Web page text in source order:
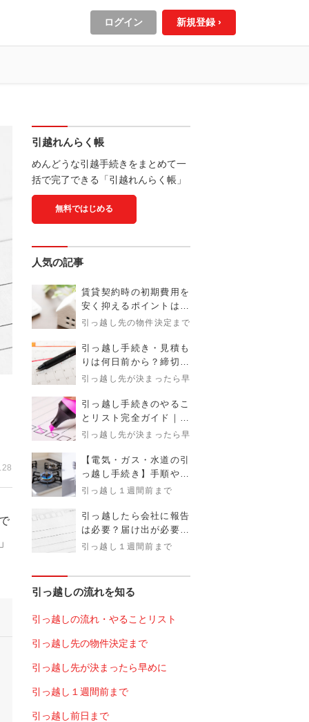
ログイン 新規登録 ›
引越れんらく帳
めんどうな引越手続きをまとめて一
括で完了できる「引越れんらく帳」
無料ではじめる
人気の記事
賃貸契約時の初期費用を
安く抑えるポイントは？
金額目安とタイミングを
引っ越し先の物件決定まで
引っ越し手続き・見積も
りは何日前から？締切時
期まで完全ガイド
引っ越し先が決まったら早めに
引っ越し手続きのやるこ
とリスト完全ガイド｜タ
イミング・必要書類・注
引っ越し先が決まったら早めに
【電気・ガス・水道の引
っ越し手続き】手順や注
意点、疑問まで解説
引っ越し１週間前まで
引っ越したら会社に報告
は必要？届け出が必要な
理由とタイミング、伝え
引っ越し１週間前まで
引っ越しの流れを知る
引っ越しの流れ・やることリスト
引っ越し先の物件決定まで
引っ越し先が決まったら早めに
引っ越し１週間前まで
引っ越し前日まで